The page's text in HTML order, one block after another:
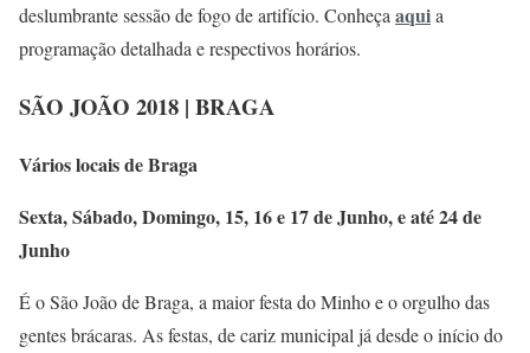
deslumbrante sessão de fogo de artifício. Conheça aquia
programação detalhada e respectivos horários.
SÃO JOÃO 2018 | BRAGA
Vários locais de Braga
Sexta, Sábado, Domingo, 15, 16 e 17 de Junho, e até 24 de
Junho
É o São João de Braga, a maior festa do Minho e o orgulho das
gentes brácaras. As festas, de cariz municipal já desde o início do